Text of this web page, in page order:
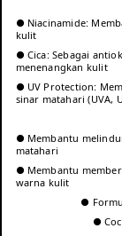
Tentang produk
Deskripsi produk
Diformulasikan
sunscreen ini
paparan sinar UVA,
nyaman cocok untuk
dengan Centella
menenangkan kulit.